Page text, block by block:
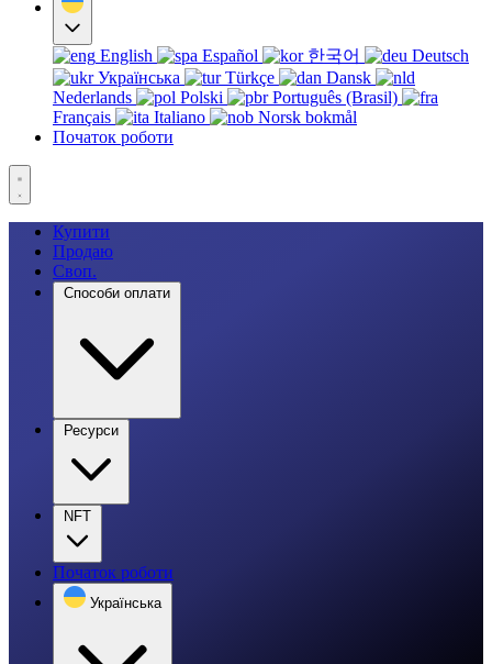
English Español 한국어
Deutsch
Українська
Türkçe
Dansk
Nederlands
Polski
Português (Brasil)
Français
Italiano
Norsk bokmål
Початок роботи
Купити
Продаю
Своп.
Способи оплати
Ресурси
NFT
Початок роботи
Українська